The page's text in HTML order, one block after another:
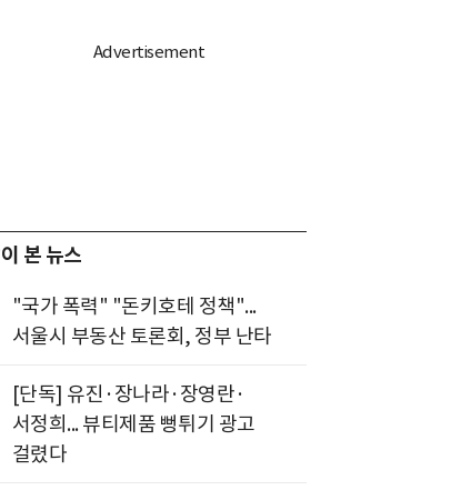
본 뉴스
"국가 폭력" "돈키호테 정책"...
서울시 부동산 토론회, 정부 난타
[단독] 유진·장나라·장영란·
서정희... 뷰티제품 뻥튀기 광고
걸렸다